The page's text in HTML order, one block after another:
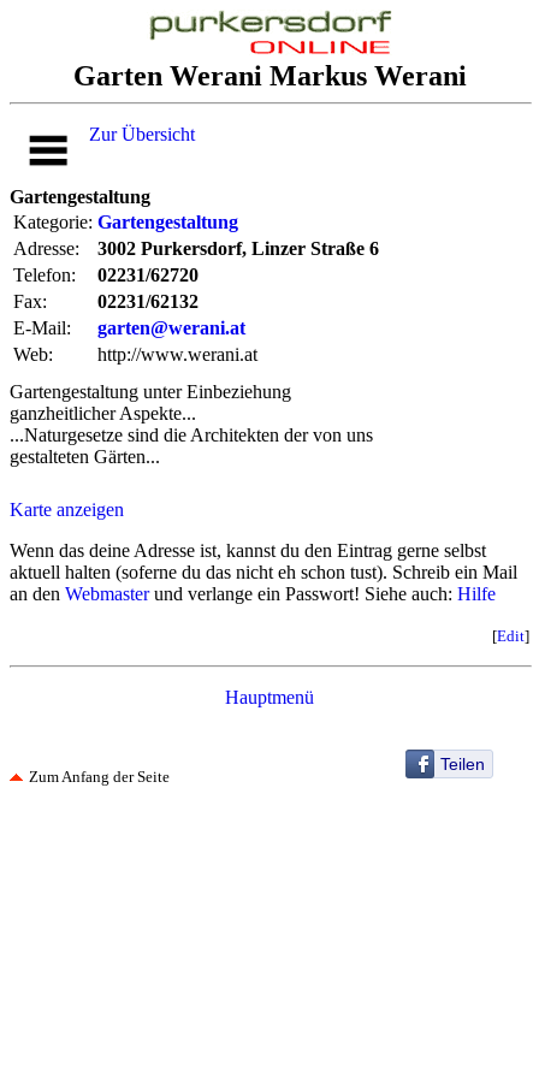
Garten Werani Markus Werani
Zur Übersicht
Gartengestaltung
Kategorie: Gartengestaltung
Adresse:
3002 Purkersdorf, Linzer Straße 6
Telefon:
02231/62720
Fax:
02231/62132
E-Mail:
garten@werani.at
Web:
http://www.werani.at
Gartengestaltung unter Einbeziehung
ganzheitlicher Aspekte...
...Naturgesetze sind die Architekten der von uns
gestalteten Gärten...
Karte anzeigen
Wenn das deine Adresse ist, kannst du den Eintrag gerne selbst
aktuell halten (soferne du das nicht eh schon tust). Schreib ein Mail
an den Webmasterund verlange ein Passwort! Siehe auch: Hilfe
[Edit]
Hauptmenü
Teilen
Zum Anfang der Seite